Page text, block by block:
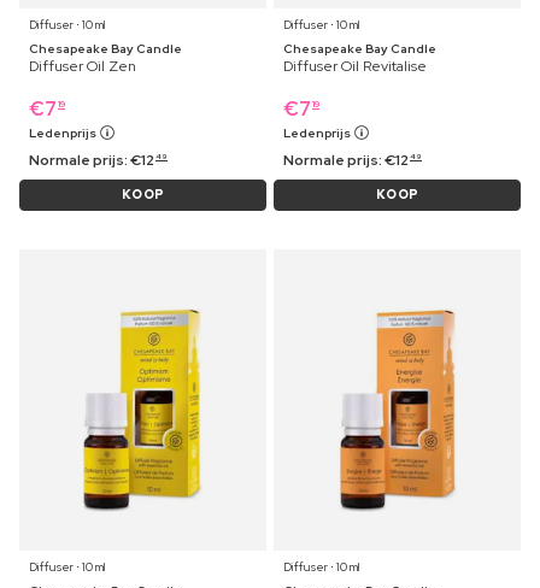
Diffuser ⋅ 10 ml
Chesapeake Bay Candle
Diffuser Oil Zen
€7 19
Ledenprijs
Normale prijs:€12 49
KOOP
Diffuser ⋅ 10 ml
Chesapeake Bay Candle
Diffuser Oil Revitalise
€7 19
Ledenprijs
Normale prijs:€12 49
KOOP
Diffuser ⋅ 10 ml
Diffuser ⋅ 10 ml